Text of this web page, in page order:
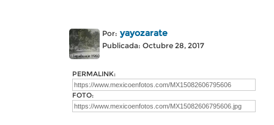
Por: yayozarate
Publicada: Octubre 28, 2017
PERMALINK:
FOTO: